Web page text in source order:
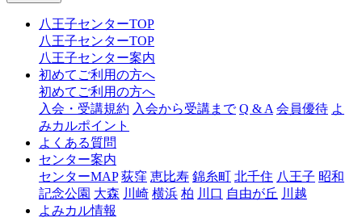
ャ
王
八王子センターTOP
八王子センターTOP
八王子センター案内
初めてご利用の方へ
初めてご利用の方へ
入会・受講規約 入会から受講まで Q & A 会員優待 よ
みカルポイント
よくある質問
センター案内
センターMAP 荻窪 恵比寿 錦糸町 北千住 八王子 昭和
記念公園 大森 川崎 横浜 柏 川口 自由が丘 川越
よみカル情報